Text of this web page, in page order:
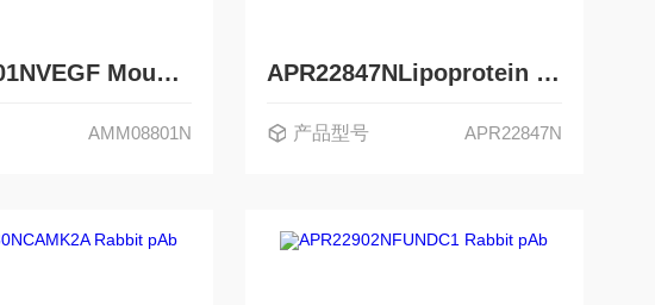
AMM08801NVEGF Mouse mAb
AMM08801N
APR22847NLipoprotein lipase (LPL) Rabbit pAb
产品型号 APR22847N